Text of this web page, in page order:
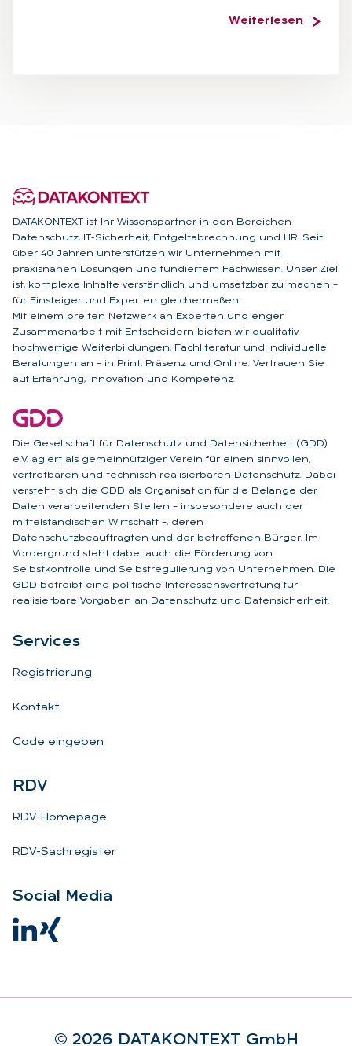
Weiterlesen
DATAKONTEXT ist Ihr Wissenspartner in den Bereichen
Datenschutz, IT-Sicherheit, Entgeltabrechnung und HR. Seit
über 40 Jahren unterstützen wir Unternehmen mit
praxisnahen Lösungen und fundiertem Fachwissen. Unser Ziel
ist, komplexe Inhalte verständlich und umsetzbar zu machen –
für Einsteiger und Experten gleichermaßen.
Mit einem breiten Netzwerk an Experten und enger
Zusammenarbeit mit Entscheidern bieten wir qualitativ
hochwertige Weiterbildungen, Fachliteratur und individuelle
Beratungen an – in Print, Präsenz und Online. Vertrauen Sie
auf Erfahrung, Innovation und Kompetenz.
Die Gesellschaft für Datenschutz und Datensicherheit (GDD)
e.V. agiert als gemeinnütziger Verein für einen sinnvollen,
vertretbaren und technisch realisierbaren Datenschutz. Dabei
versteht sich die GDD als Organisation für die Belange der
Daten verarbeitenden Stellen – insbesondere auch der
mittelständischen Wirtschaft –, deren
Datenschutzbeauftragten und der betroffenen Bürger. Im
Vordergrund steht dabei auch die Förderung von
Selbstkontrolle und Selbstregulierung von Unternehmen. Die
GDD betreibt eine politische Interessensvertretung für
realisierbare Vorgaben an Datenschutz und Datensicherheit.
Ser­vices
Registrierung
Kontakt
Code eingeben
RDV
RDV-Homepage
RDV-Sachregister
So­ci­al Me­dia
© 2026 DA­TA­KON­TEXT GmbH